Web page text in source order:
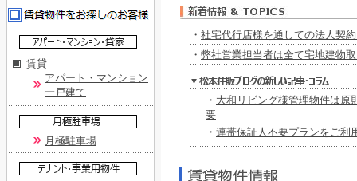
賃貸
アパート・マンション
一戸建て
月極駐車場
・ 社宅代行店様を通しての法人契
・ 弊社営業担当者は全て宅地建物
・ 大和リビング様管理物件は原
要
・ 連帯保証人不要プランをご利